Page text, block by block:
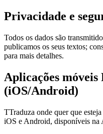
Privacidade e
Todos os dados são
publicamos os seus textos;
para mais detalhes.
Aplicações
(iOS/Android)
TTraduza onde quer que
iOS e Android, disponíveis na